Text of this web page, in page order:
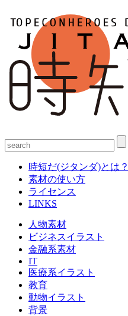
時短だ(ジタンダ)とは？
素材の使い方
ライセンス
LINKS
人物素材
ビジネスイラスト
金融系素材
IT
医療系イラスト
教育
動物イラスト
背景